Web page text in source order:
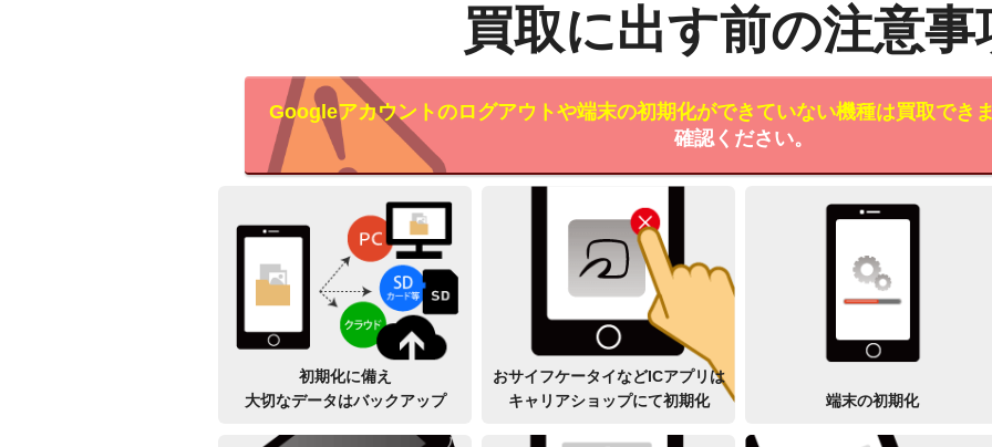
買取に出す前の注意事
Googleアカウントのログアウトや端末の初期化ができていない機種は買取でき
確認ください。
初期化に備え
大切なデータはバックアップ
おサイフケータイなどICアプリは
キャリアショップにて初期化
端末の初期化